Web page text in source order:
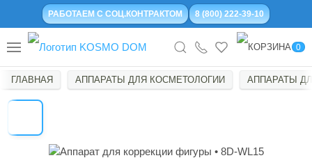
РАБОТАЕМ С СОЦ.КОНТРАКТОМ 8 (800) 222-39-10
0
ГЛАВНАЯ АППАРАТЫ ДЛЯ КОСМЕТОЛОГИИ АППАРАТЫ